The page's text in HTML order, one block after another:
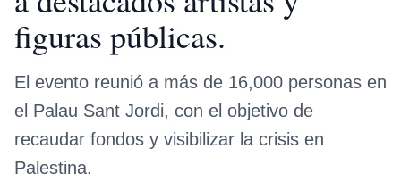
figuras públicas.
El evento reunió a más de 16,000 personas en
el Palau Sant Jordi, con el objetivo de
recaudar fondos y visibilizar la crisis en
Palestina.